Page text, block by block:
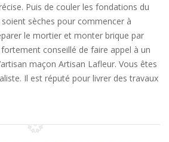
Puis de couler les fondations du
sèches pour commencer à
le mortier et monter brique par
conseillé de faire appel à un
maçon Artisan Lafleur. Vous êtes
Il est réputé pour livrer des travaux